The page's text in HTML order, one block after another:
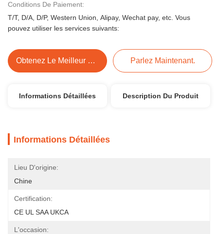
Conditions De Paiement:
T/T, D/A, D/P, Western Union, Alipay, Wechat pay, etc. Vous
pouvez utiliser les services suivants:
Obtenez Le Meilleur Prix Parlez Maintenant.
Informations Détaillées Description Du Produit
Informations Détaillées
Lieu D'origine:
Chine
Certification:
CE UL SAA UKCA
L'occasion: